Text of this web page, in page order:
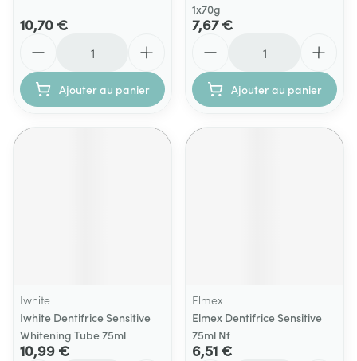
10,70 €
Ajouter au panier
1x70g
7,67 €
Ajouter au panier
Iwhite
Iwhite Dentifrice Sensitive
Whitening Tube 75ml
10,99 €
Elmex
Elmex Dentifrice Sensitive
75ml Nf
6,51 €